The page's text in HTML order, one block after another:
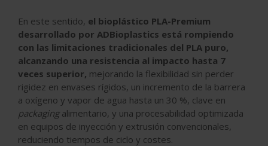
En este sentido, el bioplástico PLA-Premium
desarrollado por ADBioplastics está rompiendo
con las limitaciones tradicionales del PLA puro,
alcanzando una resistencia al impacto hasta 7
veces superior, mejorando la flexibilidad sin perder
rigidez en envases rígidos, un incremento de la barrera
a oxígeno y vapor de agua hasta un 30 %, clave en
packagingalimentario, y una procesabilidad optimizada
en equipos de inyección y extrusión convencionales,
reduciendo tiempos de ciclo y costes.